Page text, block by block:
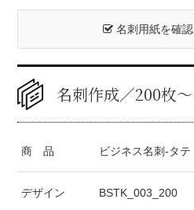
名刺用紙を確認
名刺作成／200枚〜
商 品 ビジネス名刺-タテ
デザイン BSTK_003_200